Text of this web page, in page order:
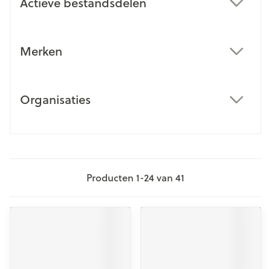
Merken
Organisaties
Producten 1-24van 41